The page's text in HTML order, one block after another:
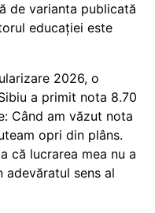
de varianta publicată
educației este
2026, o
a primit nota 8.70
Când am văzut nota
opri din plâns.
că lucrarea mea nu a
sens al